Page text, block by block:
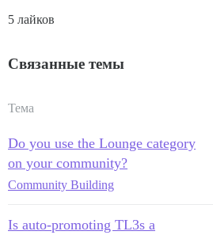
5 лайков
Связанные темы
Тема
Do you use the Lounge category
on your community?
Community Building
Is auto-promoting TL3s a